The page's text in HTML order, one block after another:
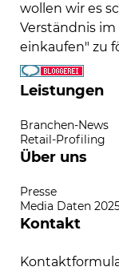
wollen wir es
Verständnis
einkaufen" zu
Leistungen
Branchen-News
Retail-Profiling
Über uns
Presse
Media Daten
Kontakt